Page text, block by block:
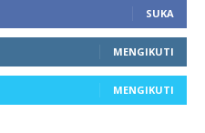
SUKA
MENGIKUTI
MENGIKUTI